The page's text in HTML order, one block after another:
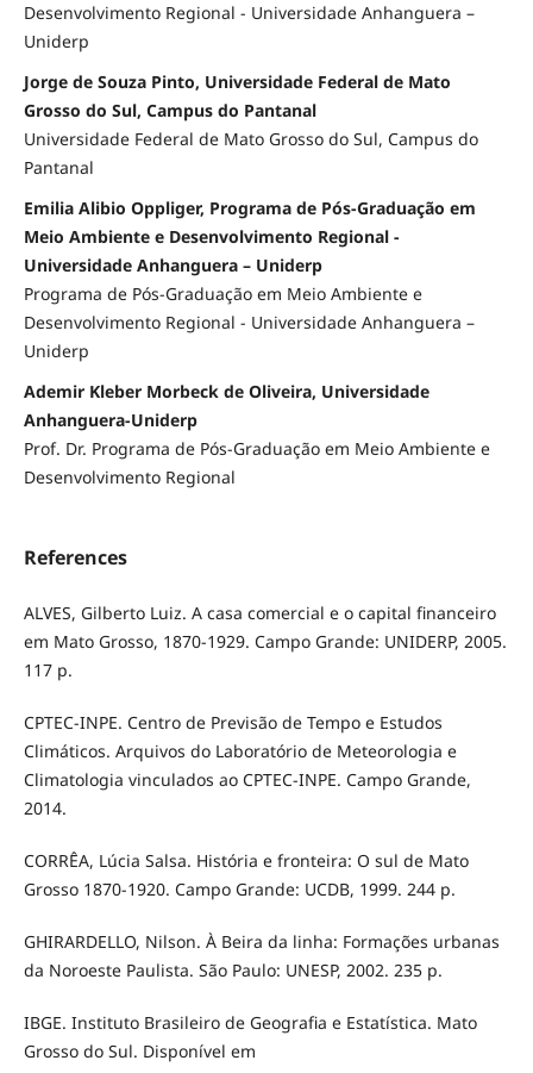
Desenvolvimento Regional - Universidade Anhanguera –
Uniderp
Jorge de Souza Pinto, Universidade Federal de Mato
Grosso do Sul, Campus do Pantanal
Universidade Federal de Mato Grosso do Sul, Campus do
Pantanal
Emilia Alibio Oppliger, Programa de Pós-Graduação em
Meio Ambiente e Desenvolvimento Regional -
Universidade Anhanguera – Uniderp
Programa de Pós-Graduação em Meio Ambiente e
Desenvolvimento Regional - Universidade Anhanguera –
Uniderp
Ademir Kleber Morbeck de Oliveira, Universidade
Anhanguera-Uniderp
Prof. Dr. Programa de Pós-Graduação em Meio Ambiente e
Desenvolvimento Regional
References
ALVES, Gilberto Luiz. A casa comercial e o capital financeiro
em Mato Grosso, 1870-1929. Campo Grande: UNIDERP, 2005.
117 p.
CPTEC-INPE. Centro de Previsão de Tempo e Estudos
Climáticos. Arquivos do Laboratório de Meteorologia e
Climatologia vinculados ao CPTEC-INPE. Campo Grande,
2014.
CORRÊA, Lúcia Salsa. História e fronteira: O sul de Mato
Grosso 1870-1920. Campo Grande: UCDB, 1999. 244 p.
GHIRARDELLO, Nilson. À Beira da linha: Formações urbanas
da Noroeste Paulista. São Paulo: UNESP, 2002. 235 p.
IBGE. Instituto Brasileiro de Geografia e Estatística. Mato
Grosso do Sul. Disponível em